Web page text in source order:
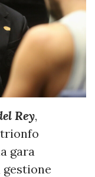
Rey,
gara